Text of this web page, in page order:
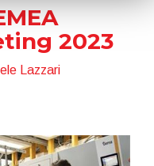
2023
Lazzari